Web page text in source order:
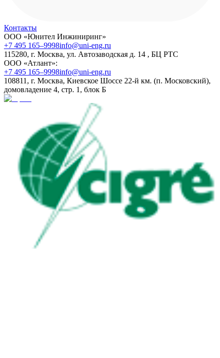
Контакты
ООО «Юнител Инжиниринг»
+7 495 165–9998info@uni-eng.ru
115280, г. Москва, ул. Автозаводская д. 14 , БЦ РТС
ООО «Атлант»:
+7 495 165–9998info@uni-eng.ru
108811, г. Москва, Киевское Шоссе 22-й км. (п. Московский),
домовладение 4, стр. 1, блок Б